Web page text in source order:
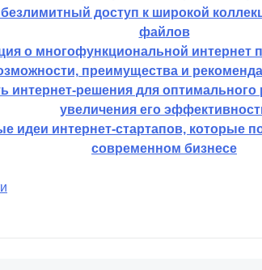
товары для дома в интернет-
выгодно!
иголочку не выходя из дома в нашем
планах оператора Киевстар —
доступ к широкой
файлов
о многофункциональной интернет
преимущества и